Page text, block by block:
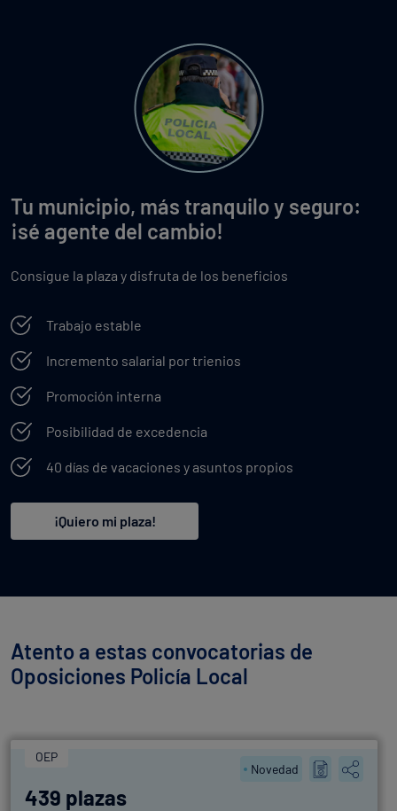
Tu municipio, más tranquilo y seguro:
¡sé agente del cambio!
Consigue la plaza y disfruta de los beneficios
Trabajo estable
Incremento salarial por trienios
Promoción interna
Posibilidad de excedencia
40 días de vacaciones y asuntos propios
¡Quiero mi plaza!
Atento a estas convocatorias de
Oposiciones Policía Local
OEP
Novedad
439 plazas